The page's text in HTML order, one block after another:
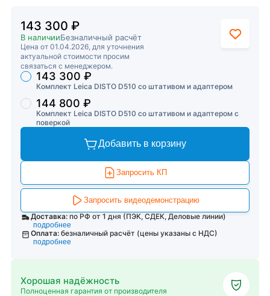
143 300 ₽
В наличииБезналичный расчёт
Цена от 01.04.2026, для уточнения
актуальной стоимости просим
связаться с менеджером.
Торговые предложения
Комплект Leica DISTO D510 со штативом и адаптером
143 300 ₽
Комплект Leica DISTO D510 со штативом и адаптером с
поверкой
144 800 ₽
Добавить в корзину
Запросить КП
Запросить видеодемонстрацию
Доставка: по РФ от 1 дня (ПЭК, СДЕК, Деловые линии)
подробнее
Оплата: безналичный расчёт (цены указаны с НДС)
подробнее
Хорошая надёжность
Полноценная гарантия от производителя